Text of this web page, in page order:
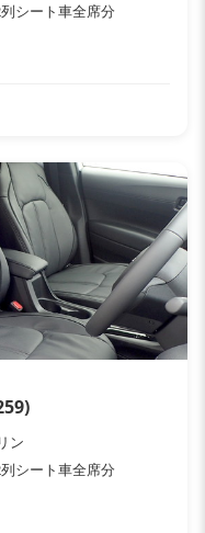
シート車全席分
ン
シート車全席分